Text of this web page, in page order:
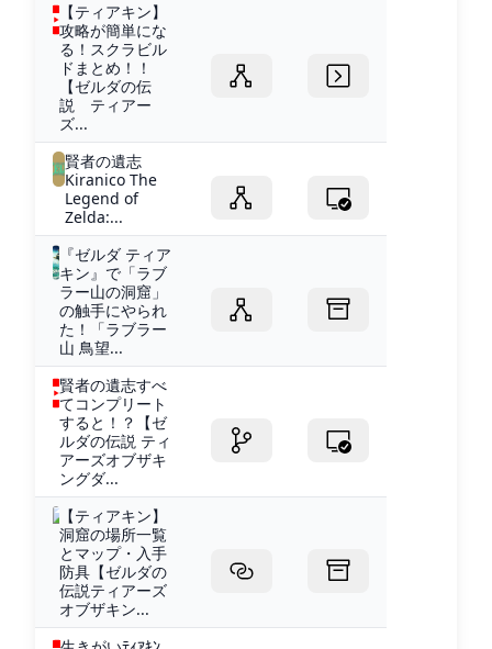
【ティアキン】
攻略が簡単にな
る！スクラビル
ドまとめ！！
【ゼルダの伝
説 ティアー
ズ...
賢者の遺志
Kiranico The
Legend of
Zelda:...
『ゼルダ ティア
キン』で「ラブ
ラー山の洞窟」
の触手にやられ
た！「ラブラー
山 鳥望...
賢者の遺志すべ
てコンプリート
すると！？【ゼ
ルダの伝説 ティ
アーズオブザキ
ングダ...
【ティアキン】
洞窟の場所一覧
とマップ・入手
防具【ゼルダの
伝説ティアーズ
オブザキン...